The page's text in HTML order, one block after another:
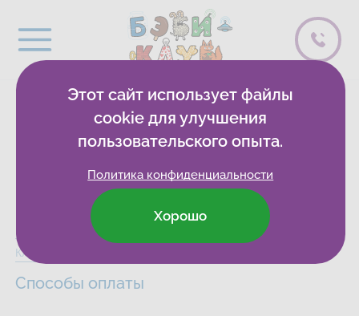
Документы
организации
Развивающие клубы
Зеленоград
Клуб на Центральном
Способы оплаты
Этот сайт использует файлы
cookie для улучшения
пользовательского опыта.
Политика конфиденциальности
Хорошо